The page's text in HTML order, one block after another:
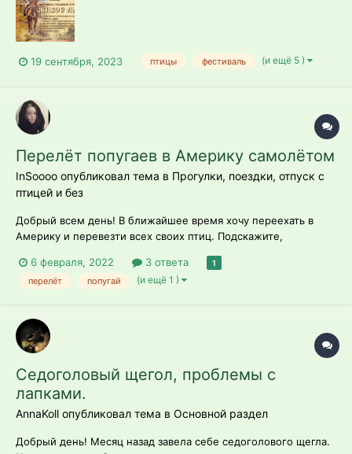
хранители традиций соколиной охоты, сумевшие пронести
искусство обучения ловчих пти...
19 сентября, 2023 птицы фестиваль (и ещё 5 )
Перелёт попугаев в Америку самолётом
InSoooo опубликовал тема в Прогулки, поездки, отпуск с
птицей и без
Добрый всем день! В ближайшее время хочу переехать в
Америку и перевезти всех своих птиц. Подскажите,
документы нужны, прививки, нужно ли чипирование?
Прочитала, что для маленьких птиц это не безопасно.. И
6 февраля, 2022 3 ответа 1
перелёт попугай (и ещё 1 )
Седоголовый щегол, проблемы с
лапками.
AnnaKoll опубликовал тема в Основной раздел
Добрый день! Месяц назад завела себе седоголового щегла.